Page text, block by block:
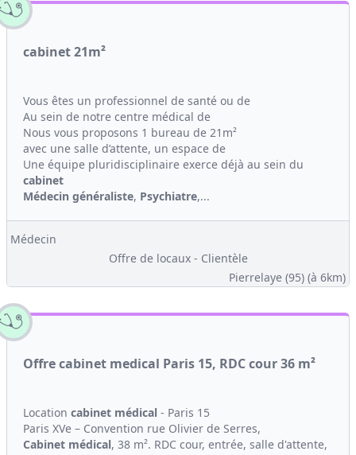
cabinet 21m²
Vous êtes un professionnel de santé ou de
Au sein de notre centre médical de
Nous vous proposons 1 bureau de 21m²
avec une salle d’attente, un espace de
Une équipe pluridisciplinaire exerce déjà au sein du
cabinet
Médecin généraliste, Psychiatre,...
Médecin
Offre de locaux - Clientèle
Pierrelaye (95) (à 6km)
Offre cabinet medical Paris 15, RDC cour 36 m²
Location cabinet médical - Paris 15
Paris XVe – Convention rue Olivier de Serres,
Cabinet médical, 38 m². RDC cour, entrée, salle d'attente,